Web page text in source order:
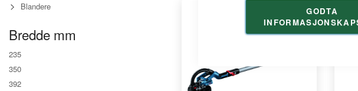
GODTA
Blandere
Bredde mm
235
350
392